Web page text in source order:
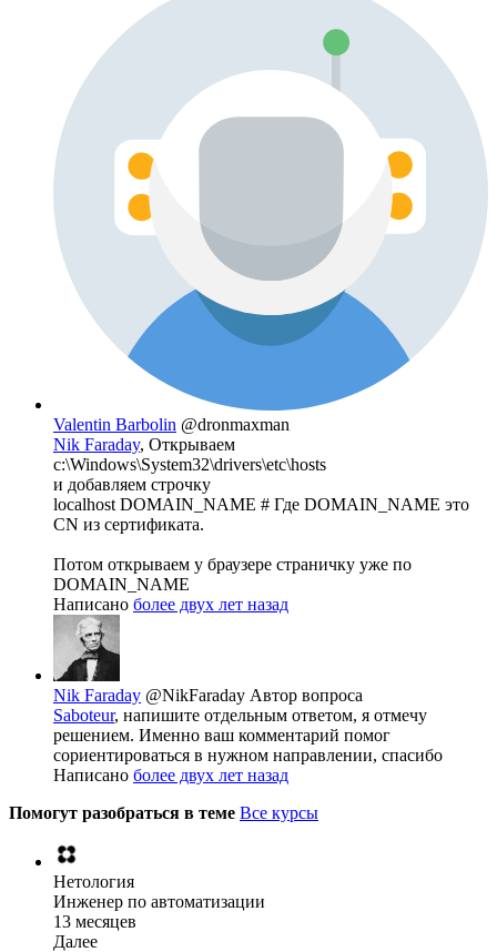
Valentin Barbolin @dronmaxman
Nik Faraday, Открываем
c:\Windows\System32\drivers\etc\hosts
и добавляем строчку
localhost DOMAIN_NAME # Где DOMAIN_NAME это
CN из сертификата.
Потом открываем у браузере страничку уже по
DOMAIN_NAME
Написано более двух лет назад
Nik Faraday @NikFaraday Автор вопроса
Saboteur, напишите отдельным ответом, я отмечу
решением. Именно ваш комментарий помог
сориентироваться в нужном направлении, спасибо
Написано более двух лет назад
Помогут разобраться в теме Все курсы
Нетология
Инженер по автоматизации
13 месяцев
Далее